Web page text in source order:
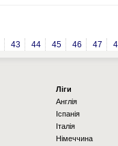
43 44 45 46 47
Ліги
Англія
Іспанія
Італія
Німеччина